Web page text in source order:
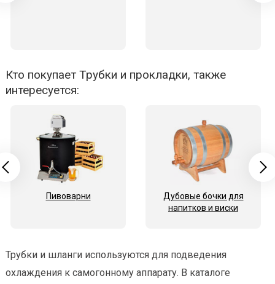
Кто покупает Трубки и прокладки, также
интересуется:
Пивоварни
Дубовые бочки для
напитков и виски
Трубки и шланги используются для подведения
охлаждения к самогонному аппарату. В каталоге